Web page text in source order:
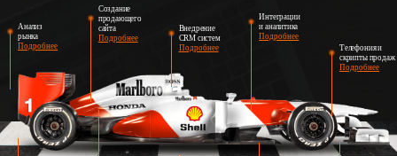
Анализ
рынка
Подробнее
Создание
продающего
сайта
Подробнее
Внедрение
CRM систем
Подробнее
Интеграции
и аналитика
Подробнее
Телефония и
скрипты продаж
Подробнее